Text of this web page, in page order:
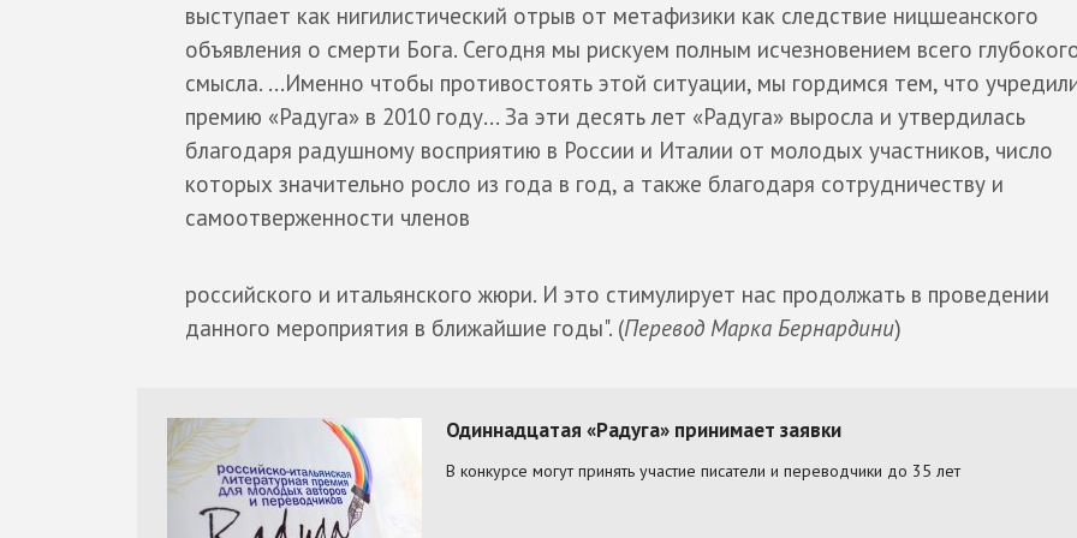
выступает как нигилистический отрыв от метафизики как следствие ницшеанского
объявления о смерти Бога. Сегодня мы рискуем полным исчезновением всего
смысла. ...Именно чтобы противостоять этой ситуации, мы гордимся тем, что
премию «Радуга» в 2010 году... За эти десять лет «Радуга» выросла и утвердилась
благодаря радушному восприятию в России и Италии от молодых участников, число
которых значительно росло из года в год, а также благодаря сотрудничеству и
самоотверженности членов
российского и итальянского жюри. И это стимулирует нас продолжать в проведении
данного мероприятия в ближайшие годы". (Перевод Марка Бернардини)